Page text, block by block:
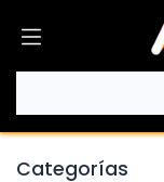
Categorías